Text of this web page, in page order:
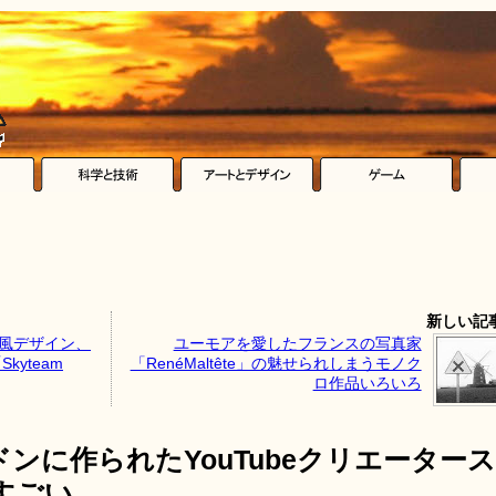
デザイン、
新しい記
ユーモアを愛したフランスの写真家
「RenéMaltête」の魅せられしまうモノク
ロ作品いろいろ
に作られたYouTubeクリエータース